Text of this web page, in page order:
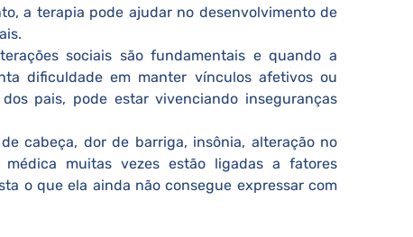
a terapia pode ajudar no desenvolvimento de
sociais são fundamentais e quando a
dificuldade em manter vínculos afetivos ou
pais, pode estar vivenciando inseguranças
muitas vezes estão ligadas a fatores
o que ela ainda não consegue expressar com